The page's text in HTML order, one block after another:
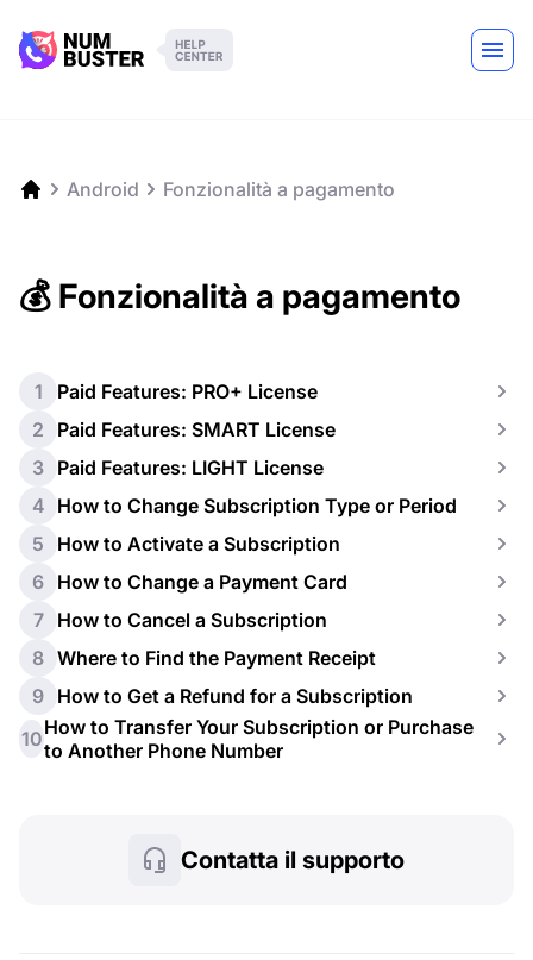
Android Fonzionalità a pagamento
💰 Fonzionalità a pagamento
1
Paid Features: PRO+ License
2
Paid Features: SMART License
3 Paid Features: LIGHT License
4 How to Change Subscription Type or Period
5
How to Activate a Subscription
6 How to Change a Payment Card
7
How to Cancel a Subscription
8 Where to Find the Payment Receipt
9 How to Get a Refund for a Subscription
10How to Transfer Your Subscription or Purchase
to Another Phone Number
Contatta il supporto